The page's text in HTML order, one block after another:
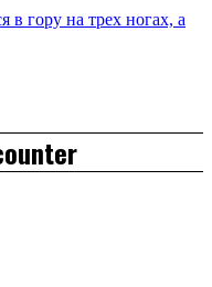
в гору на трех ногах, а